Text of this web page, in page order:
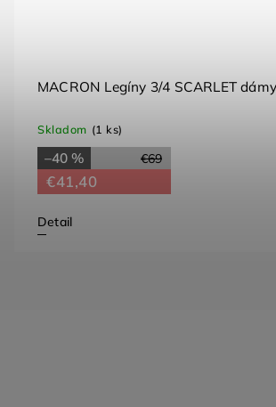
MACRON Legíny 3/4 SCARLET dámy
Skladom (1 ks)
€69
–40 %
€41,40
Detail